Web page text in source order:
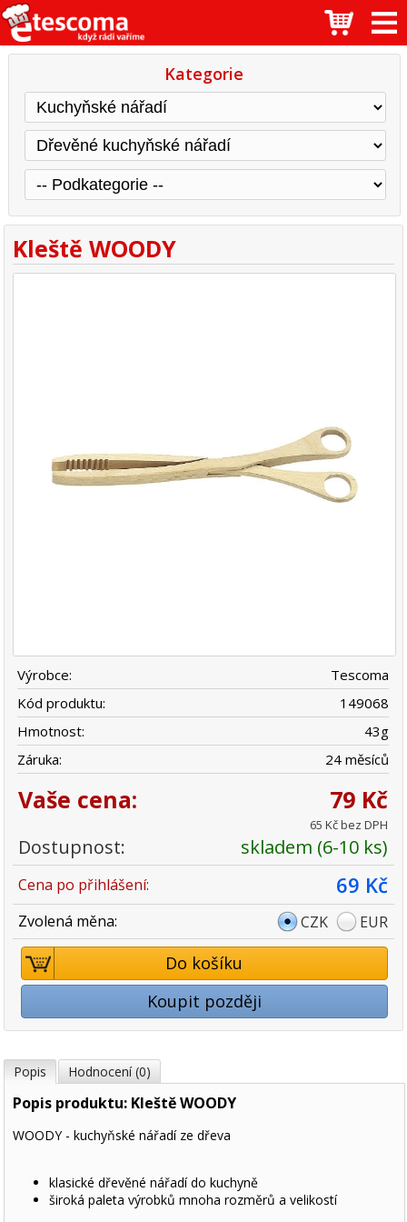
Kategorie
Kleště WOODY
Výrobce:
Tescoma
Kód produktu:
149068
Hmotnost:
43g
Záruka:
24 měsíců
Vaše cena: 79 Kč
65 Kč bez DPH
Dostupnost: skladem (6-10 ks)
Cena po přihlášení: 69 Kč
Zvolená měna: CZK EUR
Do košíku
Koupit později
Popis Hodnocení (0)
Popis produktu: Kleště WOODY
WOODY - kuchyňské nářadí ze dřeva
klasické dřevěné nářadí do kuchyně
široká paleta výrobků mnoha rozměrů a velikostí